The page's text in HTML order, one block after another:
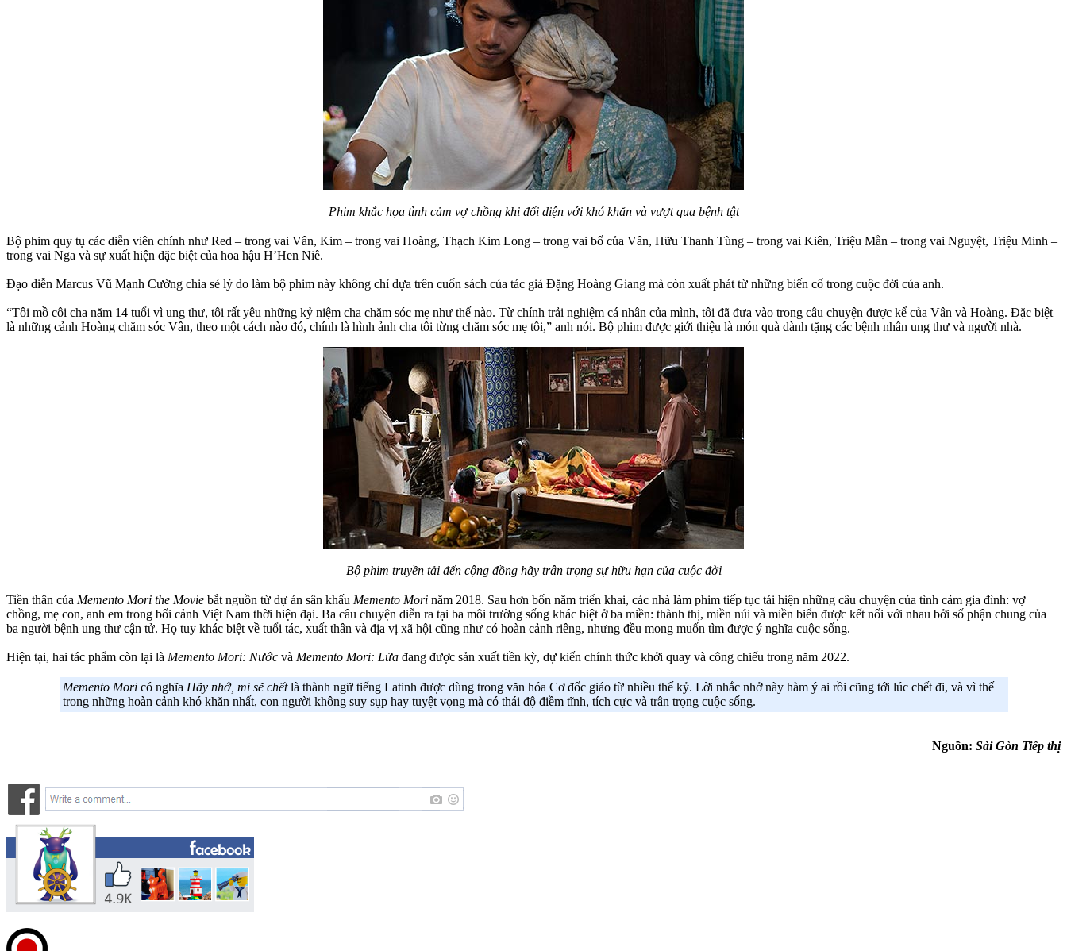
Phim khắc họa tình cảm vợ chồng khi đối diện với khó khăn và vượt qua bệnh tật
Bộ phim quy tụ các diễn viên chính như Red – trong vai Vân, Kim – trong vai Hoàng, Thạch Kim Long – trong vai bố của Vân, Hữu Thanh Tùng – trong vai Kiên, Triệu Mẫn – trong vai Nguyệt, Triệu Minh –
trong vai Nga và sự xuất hiện đặc biệt của hoa hậu H’Hen Niê.
Đạo diễn Marcus Vũ Mạnh Cường chia sẻ lý do làm bộ phim này không chỉ dựa trên cuốn sách của tác giả Đặng Hoàng Giang mà còn xuất phát từ những biến cố trong cuộc đời của anh.
“Tôi mồ côi cha năm 14 tuổi vì ung thư, tôi rất yêu những kỷ niệm cha chăm sóc mẹ như thế nào. Từ chính trải nghiệm cá nhân của mình, tôi đã đưa vào trong câu chuyện được kể của Vân và Hoàng. Đặc biệt
là những cảnh Hoàng chăm sóc Vân, theo một cách nào đó, chính là hình ảnh cha tôi từng chăm sóc mẹ tôi,” anh nói. Bộ phim được giới thiệu là món quà dành tặng các bệnh nhân ung thư và người nhà.
Bộ phim truyền tải đến cộng đồng hãy trân trọng sự hữu hạn của cuộc đời
Tiền thân của Memento Mori the Movie bắt nguồn từ dự án sân khấu Memento Mori năm 2018. Sau hơn bốn năm triển khai, các nhà làm phim tiếp tục tái hiện những câu chuyện của tình cảm gia đình: vợ
chồng, mẹ con, anh em trong bối cảnh Việt Nam thời hiện đại. Ba câu chuyện diễn ra tại ba môi trường sống khác biệt ở ba miền: thành thị, miền núi và miền biển được kết nối với nhau bởi số phận chung của
ba người bệnh ung thư cận tử. Họ tuy khác biệt về tuổi tác, xuất thân và địa vị xã hội cũng như có hoàn cảnh riêng, nhưng đều mong muốn tìm được ý nghĩa cuộc sống.
Hiện tại, hai tác phẩm còn lại là Memento Mori: Nước và Memento Mori: Lửa đang được sản xuất tiền kỳ, dự kiến chính thức khởi quay và công chiếu trong năm 2022.
Memento Moricó nghĩa Hãy nhớ, mi sẽ chếtlà thành ngữ tiếng Latinh được dùng trong văn hóa Cơ đốc giáo từ nhiều thế kỷ. Lời nhắc nhở này hàm ý ai rồi cũng tới lúc chết đi, và vì thế
trong những hoàn cảnh khó khăn nhất, con người không suy sụp hay tuyệt vọng mà có thái độ điềm tĩnh, tích cực và trân trọng cuộc sống.
Nguồn: Sài Gòn Tiếp thị